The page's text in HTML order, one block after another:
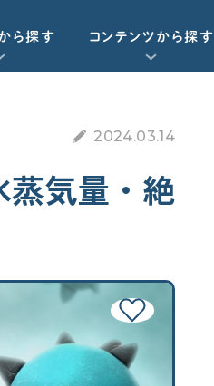
ら探す コンテンツから探す
Q&Aで学ぶ
お気に入り一覧
に防ぎたい
の知識がほしい
2024.03.14
蒸気量・絶